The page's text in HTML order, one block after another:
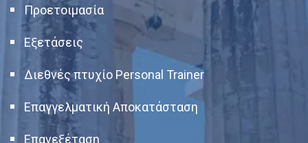
Προετοιμασία
Εξετάσεις
Διεθνές πτυχίο Personal Trainer
Επαγγελματική Αποκατάσταση
Επανεξέταση